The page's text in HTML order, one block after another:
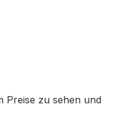
Preise zu sehen und